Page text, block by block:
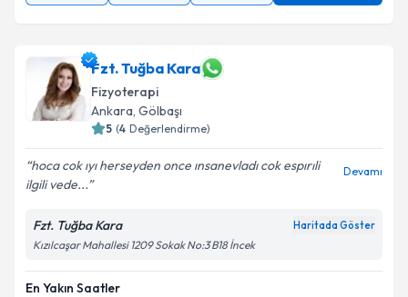
Fzt. Tuğba Kara
Fizyoterapi
Ankara, Gölbaşı
5 (4 Değerlendirme)
hoca cok ıyı herseyden once ınsanevladı cok espırıli
ilgili vede...
Devamı
Fzt. Tuğba Kara Haritada Göster
Kızılcaşar Mahallesi 1209 Sokak No:3 B18 İncek
En Yakın Saatler